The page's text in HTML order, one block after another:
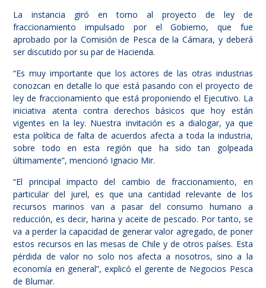
La instancia giró en torno al proyecto de ley de
fraccionamiento impulsado por el Gobierno, que fue
aprobado por la Comisión de Pesca de la Cámara, y deberá
ser discutido por su par de Hacienda.
“Es muy importante que los actores de las otras industrias
conozcan en detalle lo que está pasando con el proyecto de
ley de fraccionamiento que está proponiendo el Ejecutivo. La
iniciativa atenta contra derechos básicos que hoy están
vigentes en la ley. Nuestra invitación es a dialogar, ya que
esta política de falta de acuerdos afecta a toda la industria,
sobre todo en esta región que ha sido tan golpeada
últimamente”, mencionó Ignacio Mir.
“El principal impacto del cambio de fraccionamiento, en
particular del jurel, es que una cantidad relevante de los
recursos marinos van a pasar del consumo humano a
reducción, es decir, harina y aceite de pescado. Por tanto, se
va a perder la capacidad de generar valor agregado, de poner
estos recursos en las mesas de Chile y de otros países. Esta
pérdida de valor no solo nos afecta a nosotros, sino a la
economía en general”, explicó el gerente de Negocios Pesca
de Blumar.